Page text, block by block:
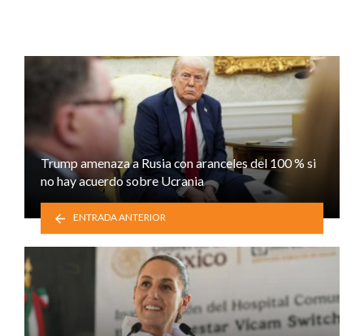
Trump amenaza a Rusia con aranceles del 100 % si
no hay acuerdo sobre Ucrania
ENTRADA ANTERIOR